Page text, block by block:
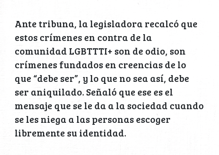
Ante tribuna, la legisladora recalcó que
estos crímenes en contra de la
comunidad LGBTTTI+ son de odio, son
crímenes fundados en creencias de lo
que “debe ser”, y lo que no sea así, debe
ser aniquilado. Señaló que ese es el
mensaje que se le da a la sociedad cuando
se les niega a las personas escoger
libremente su identidad.